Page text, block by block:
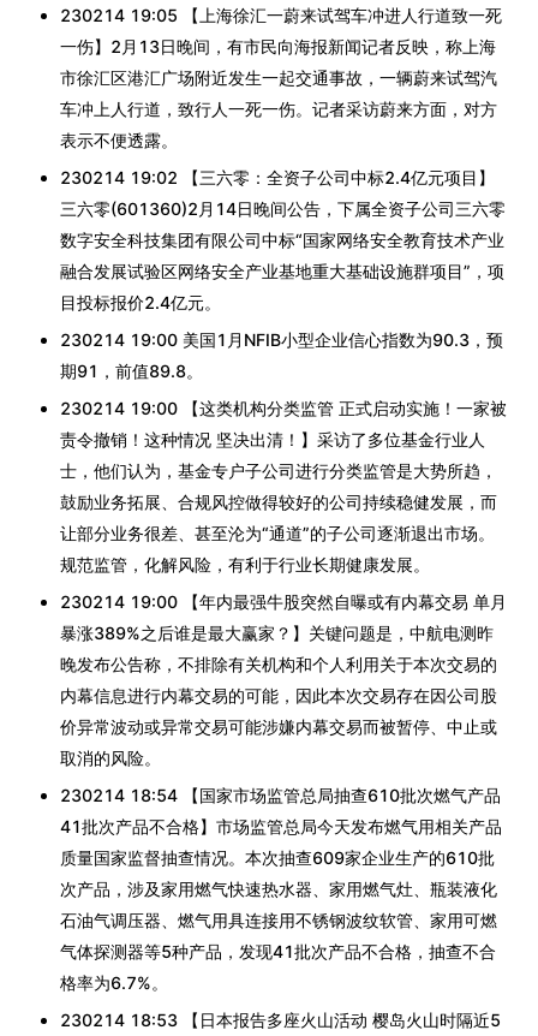
230214 19:05 【上海徐汇一蔚来试驾车冲进人行道致一死
一伤】2月13日晚间，有市民向海报新闻记者反映，称上海
市徐汇区港汇广场附近发生一起交通事故，一辆蔚来试驾汽
车冲上人行道，致行人一死一伤。记者采访蔚来方面，对方
表示不便透露。
230214 19:02 【三六零：全资子公司中标2.4亿元项目】
三六零(601360)2月14日晚间公告，下属全资子公司三六零
数字安全科技集团有限公司中标“国家网络安全教育技术产业
融合发展试验区网络安全产业基地重大基础设施群项目”，项
目投标报价2.4亿元。
230214 19:00 美国1月NFIB小型企业信心指数为90.3，预
期91，前值89.8。
230214 19:00 【这类机构分类监管 正式启动实施！一家被
责令撤销！这种情况 坚决出清！】采访了多位基金行业人
士，他们认为，基金专户子公司进行分类监管是大势所趋，
鼓励业务拓展、合规风控做得较好的公司持续稳健发展，而
让部分业务很差、甚至沦为“通道”的子公司逐渐退出市场。
规范监管，化解风险，有利于行业长期健康发展。
230214 19:00 【年内最强牛股突然自曝或有内幕交易 单月
暴涨389%之后谁是最大赢家？】关键问题是，中航电测昨
晚发布公告称，不排除有关机构和个人利用关于本次交易的
内幕信息进行内幕交易的可能，因此本次交易存在因公司股
价异常波动或异常交易可能涉嫌内幕交易而被暂停、中止或
取消的风险。
230214 18:54 【国家市场监管总局抽查610批次燃气产品
41批次产品不合格】市场监管总局今天发布燃气用相关产品
质量国家监督抽查情况。本次抽查609家企业生产的610批
次产品，涉及家用燃气快速热水器、家用燃气灶、瓶装液化
石油气调压器、燃气用具连接用不锈钢波纹软管、家用可燃
气体探测器等5种产品，发现41批次产品不合格，抽查不合
格率为6.7%。
230214 18:53 【日本报告多座火山活动 樱岛火山时隔近5